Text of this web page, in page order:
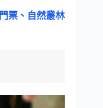
票、自然叢林